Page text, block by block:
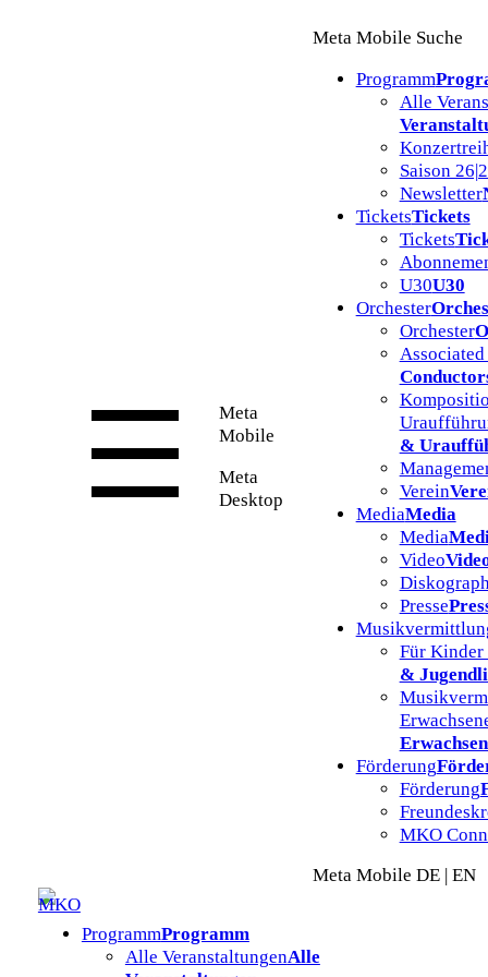
Meta
Mobile
Meta
Desktop
Meta Mobile Suche
Programm
Alle
Saison
Newsletter
TicketsTickets
Tickets
U30U30
Orchester
Orchester
&
Verein
MediaMedia
Media
Video
Presse
Für
&
Förderung
Förderung
MKO
Meta Mobile DE | EN
ProgrammProgramm
Alle VeranstaltungenAlle